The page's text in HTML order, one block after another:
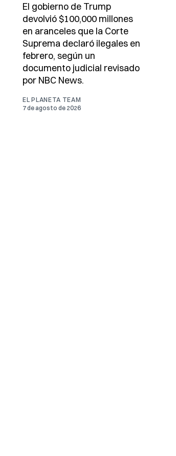
El gobierno de Trump
devolvió $100,000 millones
en aranceles que la Corte
Suprema declaró ilegales en
febrero, según un
documento judicial revisado
por NBC News.
EL PLANETA TEAM
7 de agosto de 2026